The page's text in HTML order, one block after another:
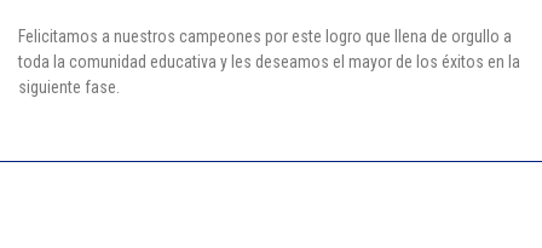
Felicitamos a nuestros campeones por este logro que llena de orgullo a
toda la comunidad educativa y les deseamos el mayor de los éxitos en la
siguiente fase.